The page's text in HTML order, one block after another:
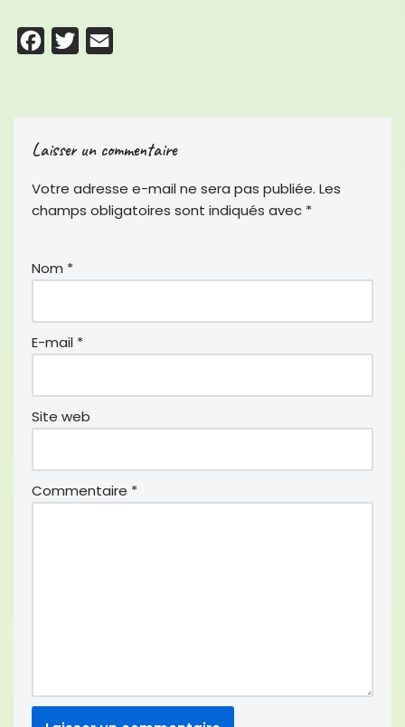
e
b
o
t
t
r
i
l
Laisser un commentaire
Votre adresse e-mail ne sera pas publiée. Les
champs obligatoires sont indiqués avec *
Nom *
E-mail *
Site web
Commentaire *